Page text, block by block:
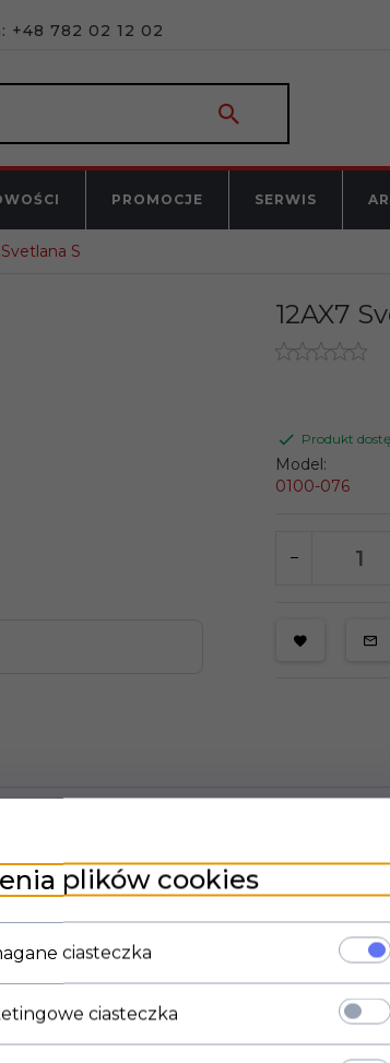
+48 782 02 12 02
PROMOCJE SERWIS
S
12AX7
Produkt
Model:
0100-076
w wielu rozwiązaniach producentów wzmacniaczy gitarowych
do wzmacniaczy Marschall, Mesa, VOX, Peavey i wielu
Świetny upgrade wszystkich wzmacniaczy Boogera.
plików cookies
ciasteczka
ciasteczka